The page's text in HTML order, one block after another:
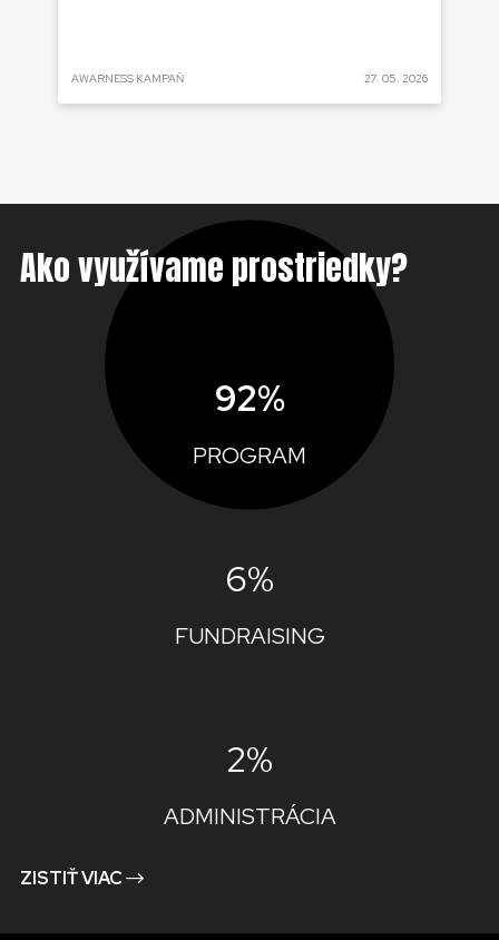
AWARNESS KAMPAŇ 27. 05. 2026
Ako využívame prostriedky?
92%
PROGRAM
6%
FUNDRAISING
2%
ADMINISTRÁCIA
ZISTIŤ VIAC